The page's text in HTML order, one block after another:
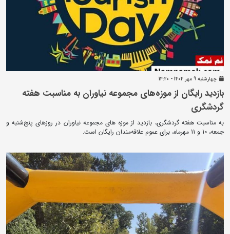
چهارشنبه 9 مهر 1404 - 14:20
بازدید رایگان از موزه‌های مجموعه نیاوران به مناسبت هفته
گردشگری
به مناسبت هفته گردشگری، بازدید از موزه‌ های مجموعه نیاوران در روزهای پنج‌شنبه و
جمعه، 10 و 11 مهرماه، برای عموم علاقه‌مندان رایگان است.